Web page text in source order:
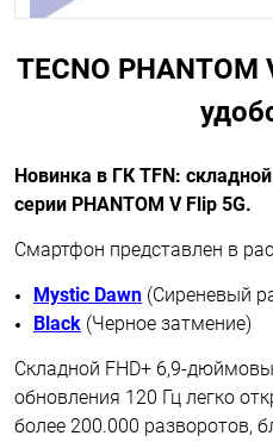
TECNO PHANTOM
Новинка в ГК TFN:
серии PHANTOM V Flip 5G.
Смартфон представлен в
Mystic Dawn (Сиреневый
Black (Черное затмение)
Складной FHD+ 6,9-
обновления 120 Гц легко
более 200.000 разворотов,